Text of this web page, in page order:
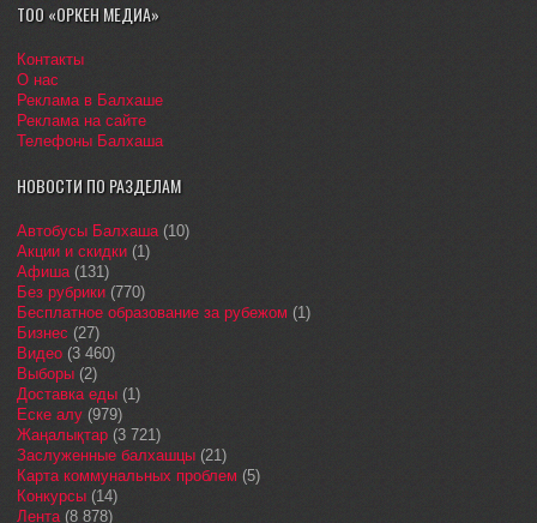
ТОО «ОРКЕН МЕДИА»
Контакты
О нас
Реклама в Балхаше
Реклама на сайте
Телефоны Балхаша
НОВОСТИ ПО РАЗДЕЛАМ
Автобусы Балхаша(10)
Акции и скидки (1)
Афиша(131)
Без рубрики (770)
Бесплатное образование за рубежом (1)
Бизнес (27)
Видео (3 460)
Выборы (2)
Доставка еды (1)
Еске алу (979)
Жаңалықтар (3 721)
Заслуженные балхашцы (21)
Карта коммунальных проблем (5)
Конкурсы (14)
Лента(8 878)